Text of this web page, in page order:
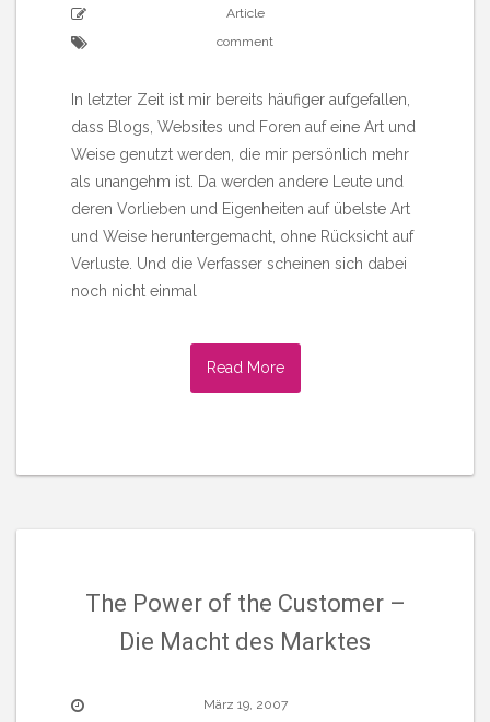
Article
comment
In letzter Zeit ist mir bereits häufiger aufgefallen,
dass Blogs, Websites und Foren auf eine Art und
Weise genutzt werden, die mir persönlich mehr
als unangehm ist. Da werden andere Leute und
deren Vorlieben und Eigenheiten auf übelste Art
und Weise heruntergemacht, ohne Rücksicht auf
Verluste. Und die Verfasser scheinen sich dabei
noch nicht einmal
Read More
The Power of the Customer –
Die Macht des Marktes
März 19, 2007